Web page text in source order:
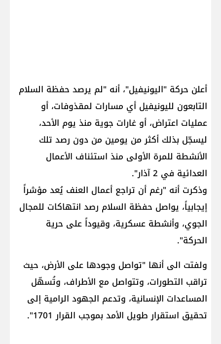
أعلن حركة "​اليونيفيل​"، أنه "لم يرصد حفظة السلام
التابعون لليونيفيل أي مسارات لمقذوفات، أو
عمليات اعتراض، أو غارات جوية منذ يوم الأحد،
ليسجّل بذلك أكثر من يومين من دون رصد تلك
الأنشطة للمرة الأولى منذ استئناف الأعمال
العدائية في 2 آذار".
وذكرت أنه "رغم أن تراجع أعمال العنف يُعد مؤشراً
إيجابياً، يواصل حفظة السلام رصد انتهاكات للمجال
الجوي، وأنشطة عسكرية، وقيوداً على حرية
الحركة".
ولفتت الى أنها "تواصل وجودها على الأرض، حيث
تراقب التطورات، وتتواصل مع الأطراف، وتُسهّل
المساعدات الإنسانية، وتدعم الجهود الرامية إلى
تحقيق استقرار طويل الأمد بموجب القرار 1701".